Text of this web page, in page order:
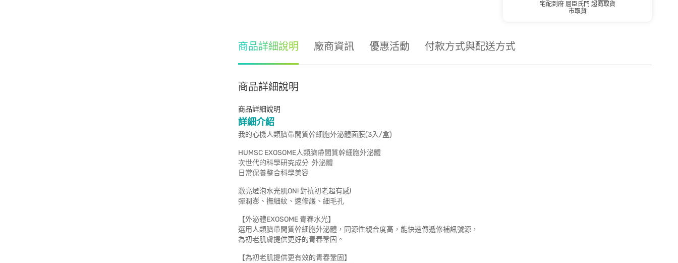
宅配到府 屈臣氏門
市取貨
超商取貨
商品詳細說明 廠商資訊 優惠活動 付款方式與配送方式
商品詳細說明
商品詳細說明
詳細介紹
我的心機人類臍帶間質幹細胞外泌體面膜(3入/盒)
HUMSC EXOSOME人類臍帶間質幹細胞外泌體
次世代的科學研究成分 外泌體
日常保養整合科學美容
激亮燈泡水光肌ON! 對抗初老超有感!
彈潤澎、撫細紋、速修護、細毛孔
【外泌體EXOSOME 青春水光】
選用人類臍帶間質幹細胞外泌體，同源性親合度高，能快速傳遞修補訊號源，
為初老肌膚提供更好的青春鞏固。
【為初老肌提供更有效的青春鞏固】